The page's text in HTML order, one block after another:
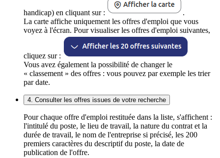
handicap) en cliquant sur :
.
La carte affiche uniquement les offres d'emploi que vous
voyez à l'écran. Pour visualiser les offres d'emploi suivantes,
cliquez sur :
Vous avez également la possibilité de changer le
« classement » des offres : vous pouvez par exemple les trier
par date.
4. Consulter les offres issues de votre recherche
Pour chaque offre d'emploi restituée dans la liste, s'affichent :
l'intitulé du poste, le lieu de travail, la nature du contrat et la
durée de travail, le nom de l'entreprise si précisé, les 200
premiers caractères du descriptif du poste, la date de
publication de l'offre.